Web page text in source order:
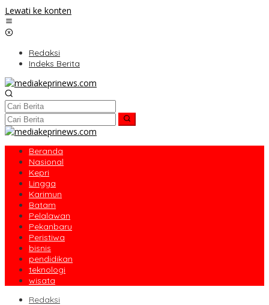
Lewati ke konten
Redaksi
Indeks Berita
Beranda
Nasional
Kepri
Lingga
Karimun
Batam
Pelalawan
Pekanbaru
Peristiwa
bisnis
pendidikan
teknologi
wisata
Redaksi